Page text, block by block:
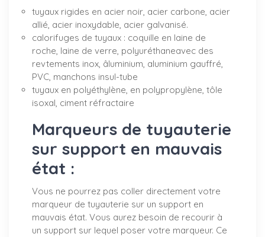
tuyaux rigides en acier noir, acier carbone, acier
allié, acier inoxydable, acier galvanisé.
calorifuges de tuyaux : coquille en laine de
roche, laine de verre, polyuréthaneavec des
revtements inox, âluminium, aluminium gauffré,
PVC, manchons insul-tube
tuyaux en polyéthylène, en polypropylène, tôle
isoxal, ciment réfractaire
Marqueurs de tuyauterie
sur support en mauvais
état :
Vous ne pourrez pas coller directement votre
marqueur de tuyauterie sur un support en
mauvais état. Vous aurez besoin de recourir à
un support sur lequel poser votre marqueur. Ce